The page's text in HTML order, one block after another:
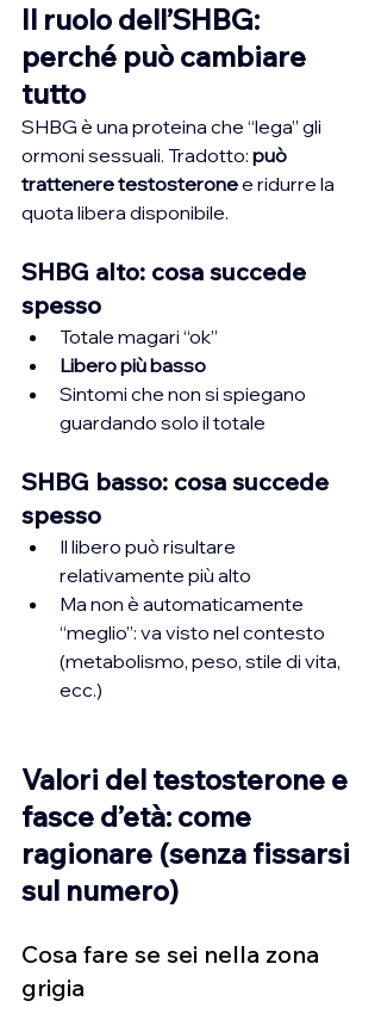
Il ruolo dell’SHBG:
perché può cambiare
tutto
SHBG è una proteina che “lega” gli
ormoni sessuali. Tradotto: può
trattenere testosterone e ridurre la
quota libera disponibile.
SHBG alto: cosa succede
spesso
Totale magari “ok”
Libero più basso
Sintomi che non si spiegano
guardando solo il totale
SHBG basso: cosa succede
spesso
Il libero può risultare
relativamente più alto
Ma non è automaticamente
“meglio”: va visto nel contesto
(metabolismo, peso, stile di vita,
ecc.)
Valori del testosterone e
fasce d’età: come
ragionare (senza fissarsi
sul numero)
Cosa fare se sei nella zona
grigia